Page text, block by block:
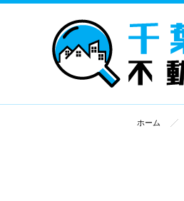
ホーム